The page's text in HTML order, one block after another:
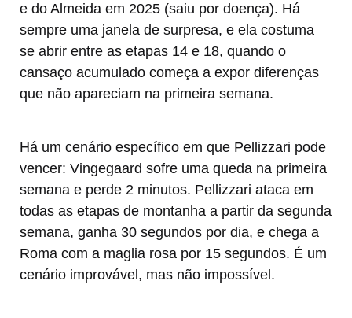
e do Almeida em 2025 (saiu por doença). Há
sempre uma janela de surpresa, e ela costuma
se abrir entre as etapas 14 e 18, quando o
cansaço acumulado começa a expor diferenças
que não apareciam na primeira semana.
Há um cenário específico em que Pellizzari pode
vencer: Vingegaard sofre uma queda na primeira
semana e perde 2 minutos. Pellizzari ataca em
todas as etapas de montanha a partir da segunda
semana, ganha 30 segundos por dia, e chega a
Roma com a maglia rosa por 15 segundos. É um
cenário improvável, mas não impossível.